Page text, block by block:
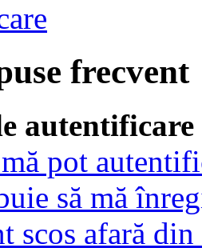
frecvent
pot
să mă
scos afară